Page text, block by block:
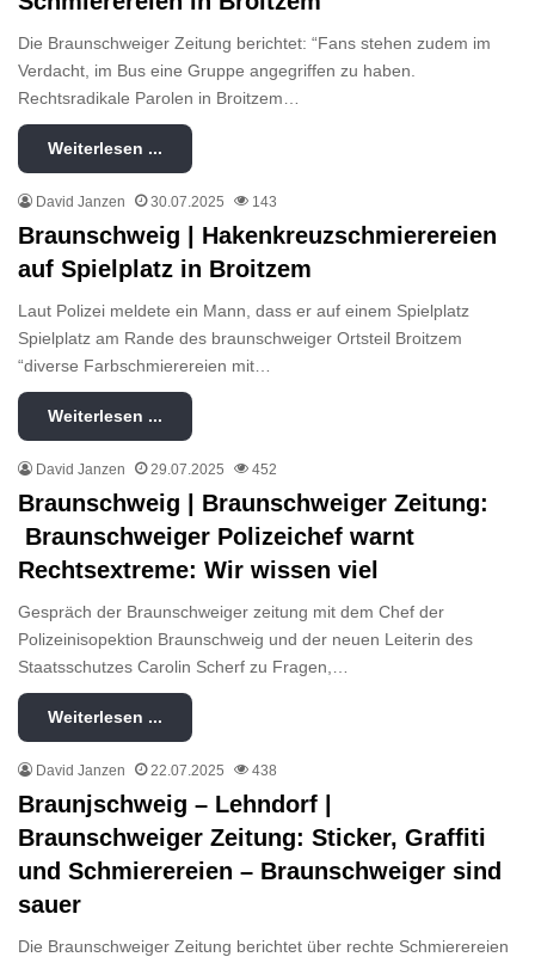
Die Braunschweiger Zeitung berichtet: “Fans stehen zudem im
Verdacht, im Bus eine Gruppe angegriffen zu haben.
Rechtsradikale Parolen in Broitzem…
Weiterlesen ...
David Janzen 30.07.2025 143
Braunschweig | Hakenkreuzschmierereien
auf Spielplatz in Broitzem
Laut Polizei meldete ein Mann, dass er auf einem Spielplatz
Spielplatz am Rande des braunschweiger Ortsteil Broitzem
“diverse Farbschmierereien mit…
Weiterlesen ...
David Janzen 29.07.2025 452
Braunschweig | Braunschweiger Zeitung:
Braunschweiger Polizeichef warnt
Rechtsextreme: Wir wissen viel
Gespräch der Braunschweiger zeitung mit dem Chef der
Polizeinisopektion Braunschweig und der neuen Leiterin des
Staatsschutzes Carolin Scherf zu Fragen,…
Weiterlesen ...
David Janzen 22.07.2025 438
Braunjschweig – Lehndorf |
Braunschweiger Zeitung: Sticker, Graffiti
und Schmierereien – Braunschweiger sind
sauer
Die Braunschweiger Zeitung berichtet über rechte Schmierereien